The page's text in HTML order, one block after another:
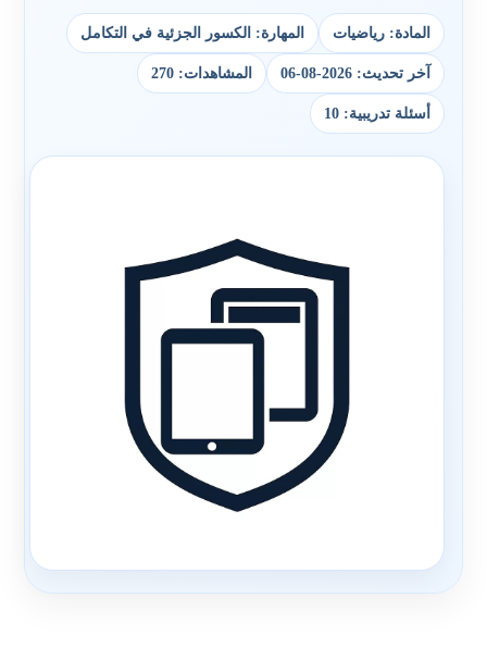
المادة: رياضيات المهارة: الكسور الجزئية في التكامل
آخر تحديث: 2026-08-06 المشاهدات: 270
أسئلة تدريبية: 10